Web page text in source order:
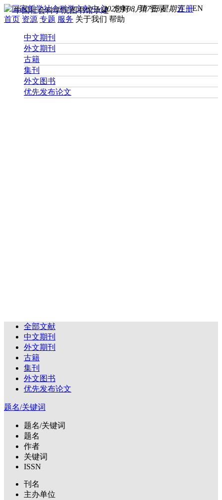
您好， 请登录 注册EN
2026年08月07日 星期五
中国社会科学院图书馆承建
首页 资源 专题 服务 关于我们 帮助
中文期刊
外文期刊
古籍
集刊
外文图书
优先发布论文
全部文献
中文期刊
外文期刊
古籍
集刊
外文图书
优先发布论文
题名/关键词
题名/关键词
题名
作者
关键词
ISSN
刊名
主办单位